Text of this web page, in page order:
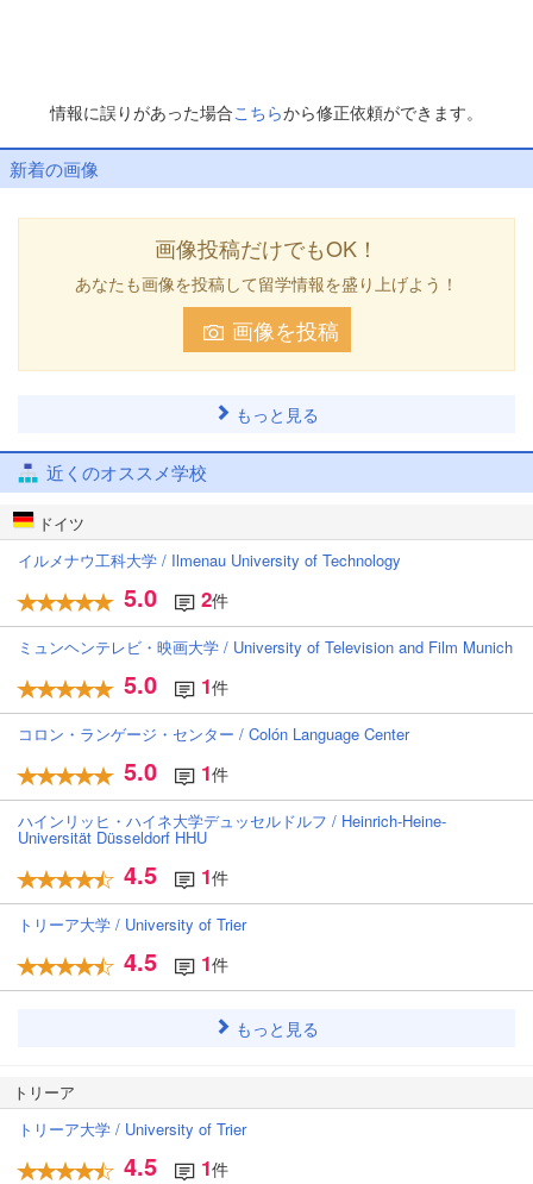
情報に誤りがあった場合こちらから修正依頼ができます。
新着の画像
画像投稿だけでもOK！
あなたも画像を投稿して留学情報を盛り上げよう！
画像を投稿
もっと見る
近くのオススメ学校
ドイツ
イルメナウ工科大学 / Ilmenau University of Technology
5.0 2件
ミュンヘンテレビ・映画大学 / University of Television and Film Munich
5.0 1件
コロン・ランゲージ・センター / Colón Language Center
5.0 1件
ハインリッヒ・ハイネ大学デュッセルドルフ / Heinrich-Heine-
Universität Düsseldorf HHU
4.5 1件
トリーア大学 / University of Trier
4.5 1件
もっと見る
トリーア
トリーア大学 / University of Trier
4.5 1件